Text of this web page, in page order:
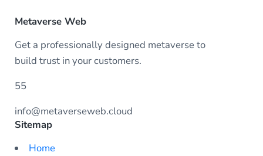
Metaverse Web
Get a professionally designed metaverse to
build trust in your customers.
55
info@metaverseweb.cloud
Sitemap
Home